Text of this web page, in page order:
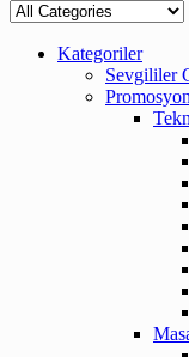
Kategoriler
Sevgililer
Promosyon